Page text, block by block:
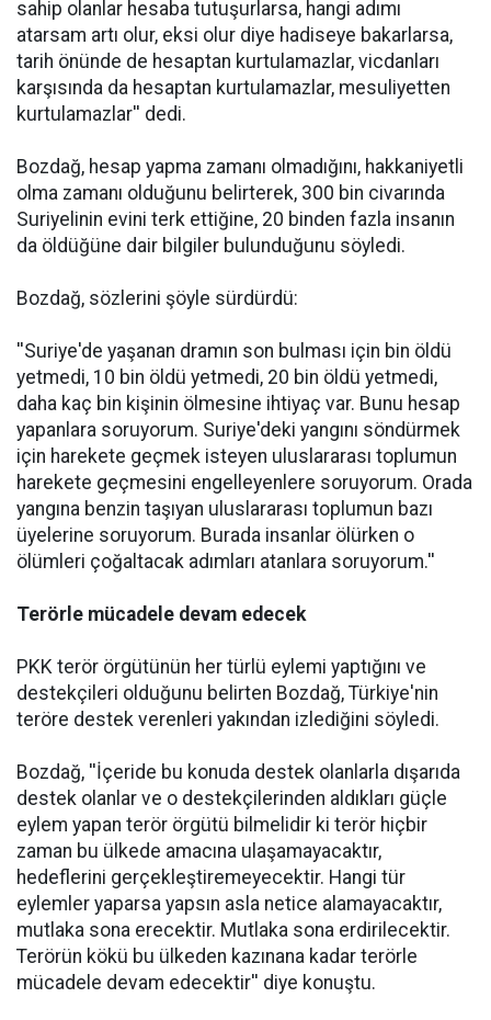
sahip olanlar hesaba tutuşurlarsa, hangi adımı
atarsam artı olur, eksi olur diye hadiseye bakarlarsa,
tarih önünde de hesaptan kurtulamazlar, vicdanları
karşısında da hesaptan kurtulamazlar, mesuliyetten
kurtulamazlar'' dedi.
Bozdağ, hesap yapma zamanı olmadığını, hakkaniyetli
olma zamanı olduğunu belirterek, 300 bin civarında
Suriyelinin evini terk ettiğine, 20 binden fazla insanın
da öldüğüne dair bilgiler bulunduğunu söyledi.
Bozdağ, sözlerini şöyle sürdürdü:
''Suriye'de yaşanan dramın son bulması için bin öldü
yetmedi, 10 bin öldü yetmedi, 20 bin öldü yetmedi,
daha kaç bin kişinin ölmesine ihtiyaç var. Bunu hesap
yapanlara soruyorum. Suriye'deki yangını söndürmek
için harekete geçmek isteyen uluslararası toplumun
harekete geçmesini engelleyenlere soruyorum. Orada
yangına benzin taşıyan uluslararası toplumun bazı
üyelerine soruyorum. Burada insanlar ölürken o
ölümleri çoğaltacak adımları atanlara soruyorum.''
Terörle mücadele devam edecek
PKK terör örgütünün her türlü eylemi yaptığını ve
destekçileri olduğunu belirten Bozdağ, Türkiye'nin
teröre destek verenleri yakından izlediğini söyledi.
Bozdağ, ''İçeride bu konuda destek olanlarla dışarıda
destek olanlar ve o destekçilerinden aldıkları güçle
eylem yapan terör örgütü bilmelidir ki terör hiçbir
zaman bu ülkede amacına ulaşamayacaktır,
hedeflerini gerçekleştiremeyecektir. Hangi tür
eylemler yaparsa yapsın asla netice alamayacaktır,
mutlaka sona erecektir. Mutlaka sona erdirilecektir.
Terörün kökü bu ülkeden kazınana kadar terörle
mücadele devam edecektir'' diye konuştu.